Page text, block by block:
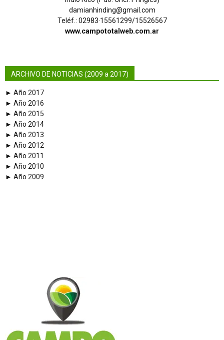
damianhinding@gmail.com
Teléf.: 02983·15561299/15526567
www.campototalweb.com.ar
ARCHIVO DE NOTICIAS (2009 a 2017)
► Año 2017
► Año 2016
► Año 2015
► Año 2014
► Año 2013
► Año 2012
► Año 2011
► Año 2010
► Año 2009